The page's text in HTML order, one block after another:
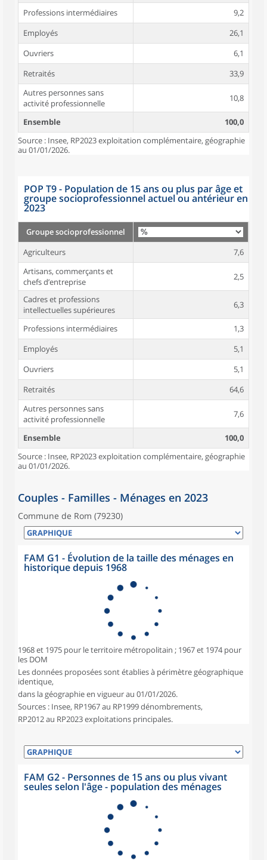
Professions intermédiaires
9,2
Employés
26,1
Ouvriers
6,1
Retraités
33,9
Autres personnes sans
activité professionnelle
10,8
Ensemble
100,0
Source : Insee, RP2023 exploitation complémentaire, géographie
au 01/01/2026.
POP T9 - Population de 15 ans ou plus par âge et
groupe socioprofessionnel actuel ou antérieur en
2023
Groupe socioprofessionnel
Agriculteurs
7,6
Artisans, commerçants et
chefs d’entreprise
2,5
Cadres et professions
intellectuelles supérieures
6,3
Professions intermédiaires
1,3
Employés
5,1
Ouvriers
5,1
Retraités
64,6
Autres personnes sans
activité professionnelle
7,6
Ensemble
100,0
Source : Insee, RP2023 exploitation complémentaire, géographie
au 01/01/2026.
Couples - Familles - Ménages en 2023
Commune de Rom (79230)
FAM G1 - Évolution de la taille des ménages en
historique depuis 1968
1968 et 1975 pour le territoire métropolitain ; 1967 et 1974 pour
les DOM
Les données proposées sont établies à périmètre géographique
identique,
dans la géographie en vigueur au 01/01/2026.
Sources : Insee, RP1967 au RP1999 dénombrements,
RP2012 au RP2023 exploitations principales.
FAM G2 - Personnes de 15 ans ou plus vivant
seules selon l'âge - population des ménages